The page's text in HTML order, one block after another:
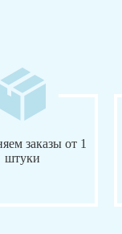
заказы от 1
штуки